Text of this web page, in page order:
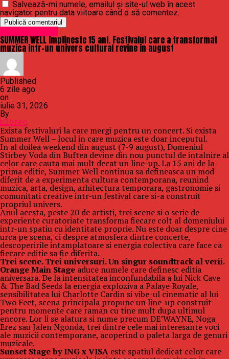
Salvează-mi numele, emailul și site-ul web în acest
navigator pentru data viitoare când o să comentez.
SUMMER WELL implineste 15 ani. Festivalul care a transformat
muzica intr-un univers cultural revine in august
Published
6 zile ago
on
iulie 31, 2026
By
b2bseo
Exista festivaluri la care mergi pentru un concert. Si exista
Summer Well – locul in care muzica este doar inceputul.
In al doilea weekend din august (7-9 august), Domeniul
Stirbey Voda din Buftea devine din nou punctul de intalnire al
celor care cauta mai mult decat un line-up. La 15 ani de la
prima editie, Summer Well continua sa defineasca un mod
diferit de a experimenta cultura contemporana, reunind
muzica, arta, design, arhitectura temporara, gastronomie si
comunitati creative intr-un festival care si-a construit
propriul univers.
Anul acesta, peste 20 de artisti, trei scene si o serie de
experiente curatoriate transforma fiecare colt al domeniului
intr-un spatiu cu identitate proprie. Nu este doar despre cine
urca pe scena, ci despre atmosfera dintre concerte,
descoperirile intamplatoare si energia colectiva care face ca
fiecare editie sa fie diferita.
Trei scene. Trei universuri. Un singur soundtrack al verii.
Orange Main Stage aduce numele care definesc editia
aniversara. De la intensitatea inconfundabila a lui Nick Cave
& The Bad Seeds la energia exploziva a Palaye Royale,
sensibilitatea lui Charlotte Cardin si vibe-ul cinematic al lui
Two Feet, scena principala propune un line-up construit
pentru momente care raman cu tine mult dupa ultimul
encore. Lor li se alatura si nume precum DE’WAYNE, Noga
Erez sau Jalen Ngonda, trei dintre cele mai interesante voci
ale muzicii contemporane, acoperind o paleta larga de genuri
muzicale.
Sunset Stage by ING x VISA este spatiul dedicat celor care